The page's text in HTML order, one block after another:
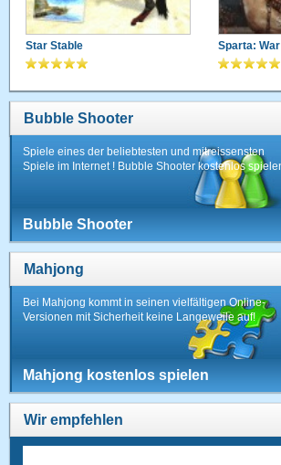
Star Stable Sparta:
Bubble Shooter
Spiele eines der beliebtesten und mitreissensten
Spiele im Internet ! Bubble Shooter kostenlos
Bubble Shooter
Mahjong
Bei Mahjong kommt in seinen vielfältigen Online-
Versionen mit Sicherheit keine Langeweile auf!
Mahjong kostenlos spielen
Wir empfehlen